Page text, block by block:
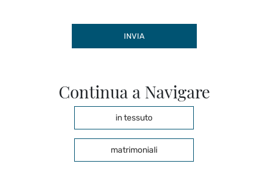
INVIA
Continua a Navigare
in tessuto
matrimoniali